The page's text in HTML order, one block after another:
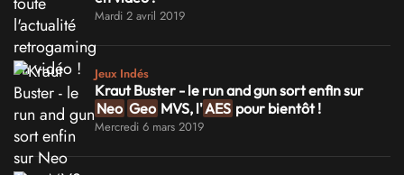
Mardi 2 avril 2019
Jeux Indés
Kraut Buster - le run and gun sort enfin sur
Neo Geo MVS, l'AES pour bientôt !
Mercredi 6 mars 2019